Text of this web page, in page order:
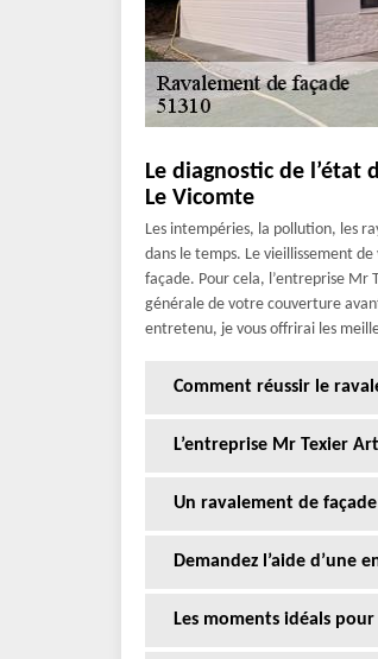
Le diagnostic de l’état
Le Vicomte
Les intempéries, la pollution, les
dans le temps. Le vieillissement
façade. Pour cela, l’entreprise Mr
générale de votre couverture
entretenu, je vous offrirai les
Comment réussir le
L’entreprise Mr Texier
Un ravalement de
Demandez l’aide d’une
Les moments idéals